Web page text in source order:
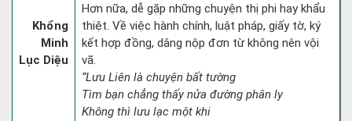
Khổng
Minh
Lục Diệu
Hơn nữa, dễ gặp những chuyện thị phi hay khẩu
thiệt. Về việc hành chính, luật pháp, giấy tờ, ký
kết hợp đồng, dâng nộp đơn từ không nên vội
vã.
“Lưu Liên là chuyện bất tường
Tìm bạn chẳng thấy nửa đường phân ly
Không thì lưu lạc một khi